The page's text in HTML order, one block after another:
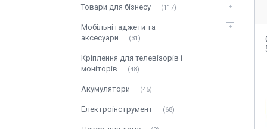
Товари для бізнесу 117
Мобільні гаджети та
аксесуари
31
Кріплення для телевізорів і
моніторів
48
Акумулятори 45
Електроінструмент 68